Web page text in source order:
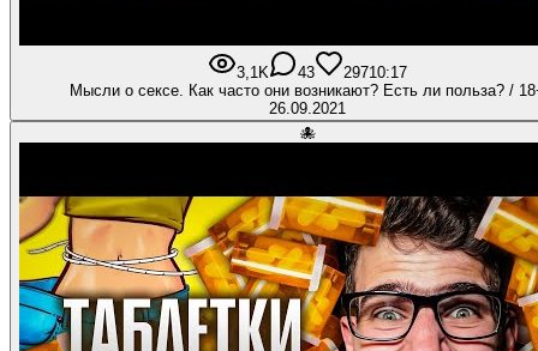
3,1K 43 29710:17
Мысли о сексе. Как часто они возникают? Есть ли польза? /
26.09.2021
🐙